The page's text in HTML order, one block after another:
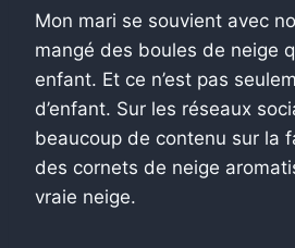
Mon mari se souvient avec
mangé des boules de neige
enfant. Et ce n’est pas
d’enfant. Sur les réseaux
beaucoup de contenu sur la
des cornets de neige
vraie neige.